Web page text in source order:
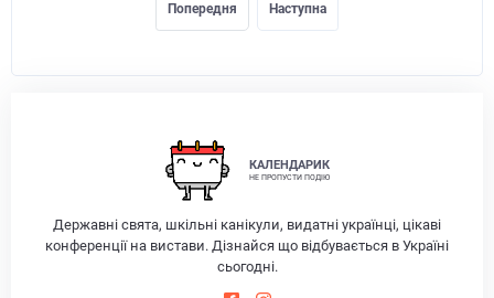
Попередня Наступна
КАЛЕНДАРИК
НЕ ПРОПУСТИ ПОДІЮ
Державні свята, шкільні канікули, видатні українці, цікаві
конференції на вистави. Дізнайся що відбувається в Україні
сьогодні.